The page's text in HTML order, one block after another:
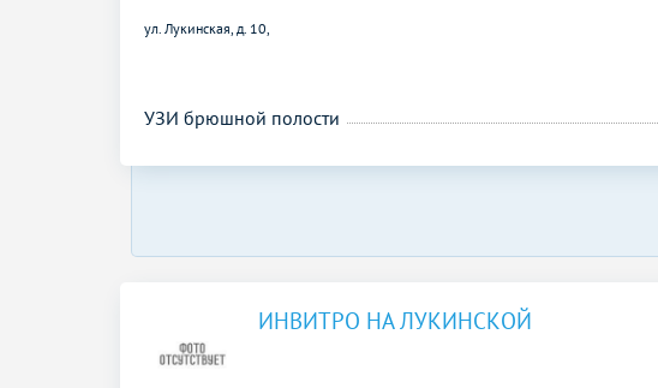
ул. Лукинская, д. 10,
УЗИ брюшной полости
ИНВИТРО НА ЛУКИНСКОЙ